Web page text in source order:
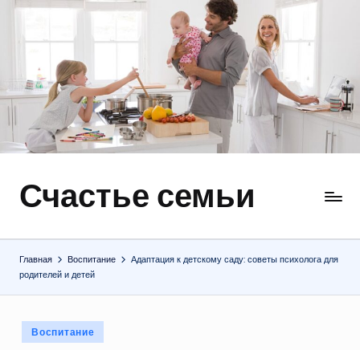
содержимому
Счастье семьи
Быт,
отношения
Главная Воспитание
Адаптация к детскому саду: советы психолога для
родителей и детей
Опубликовано
в
Воспитание